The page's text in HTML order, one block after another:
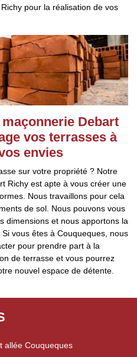
pour la réalisation de vos
Debart
vos terrasses à
envies
sur votre propriété ? Notre
Richy est apte à vous créer une
Nous travaillons pour cela
de sol. Nous pouvons vous
dimensions et nous apportons la
vous êtes à Couqueques, nous
pour prendre part à la
de terrasse et vous pourrez
nouvel espace de détente.
allée Couqueques